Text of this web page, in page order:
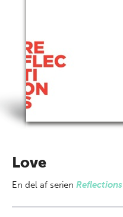
Love
En del af serien Reflections